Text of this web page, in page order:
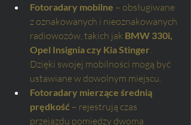
Fotoradary mobilne – obsługiwane
z oznakowanych i nieoznakowanych
radiowozów, takich jak BMW 330i,
Opel Insignia czy Kia Stinger
Dzięki swojej mobilności mogą być
ustawiane w dowolnym miejscu.
Fotoradary mierzące średnią
prędkość – rejestrują czas
przejazdu pomiędzy dwoma